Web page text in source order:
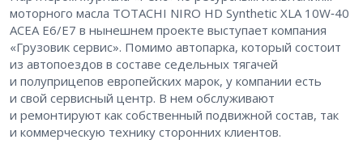
моторного масла TOTACHI NIRO HD Synthetic XLA 10W‑40
ACEA E6/E7 в нынешнем проекте выступает компания
«Грузовик сервис». Помимо автопарка, который состоит
из автопоездов в составе седельных тягачей
и полуприцепов европейских марок, у компании есть
и свой сервисный центр. В нем обслуживают
и ремонтируют как собственный подвижной состав, так
и коммерческую технику сторонних клиентов.